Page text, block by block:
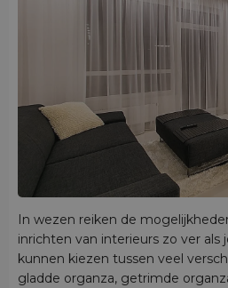
In wezen reiken de
inrichten van interieurs zo ver als
kunnen kiezen tussen veel
gladde organza, getrimde